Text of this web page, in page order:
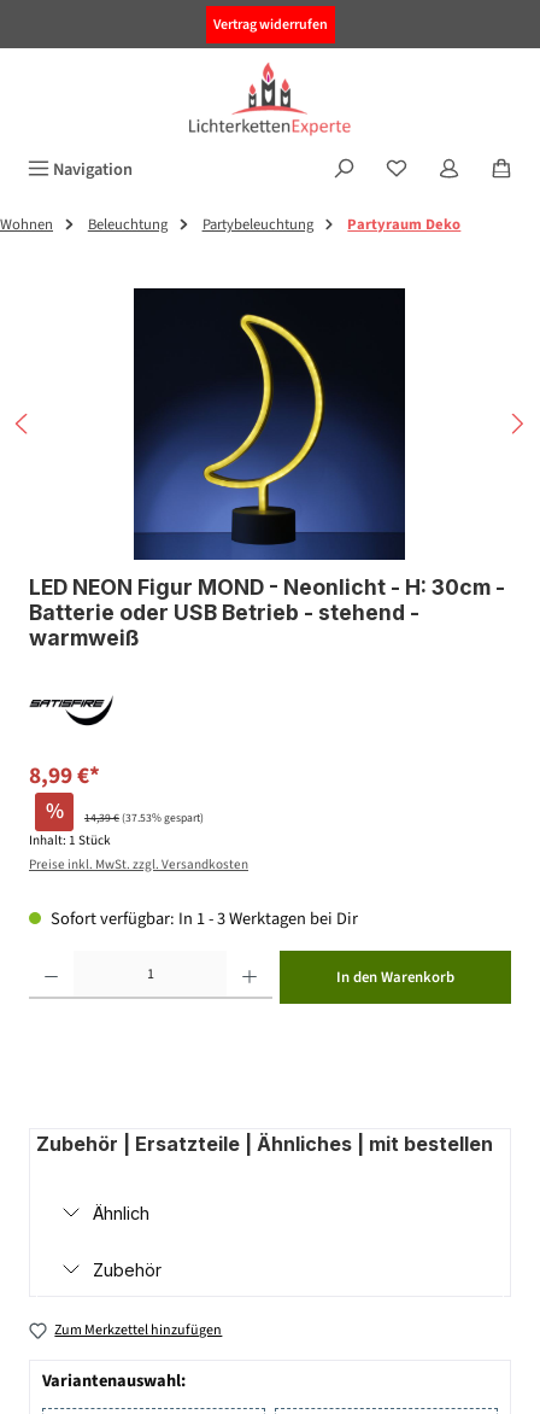
Vertrag widerrufen
Navigation
Wohnen Beleuchtung Partybeleuchtung Partyraum Deko
LED NEON Figur MOND - Neonlicht - H: 30cm -
Batterie oder USB Betrieb - stehend -
warmweiß
8,99 €*
% 14,39 €(37.53% gespart)
Inhalt: 1 Stück
Preise inkl. MwSt. zzgl. Versandkosten
Sofort verfügbar: In 1 - 3 Werktagen bei Dir
In den Warenkorb
Zubehör | Ersatzteile | Ähnliches | mit bestellen
Ähnlich
Zubehör
Zum Merkzettel hinzufügen
Variantenauswahl: